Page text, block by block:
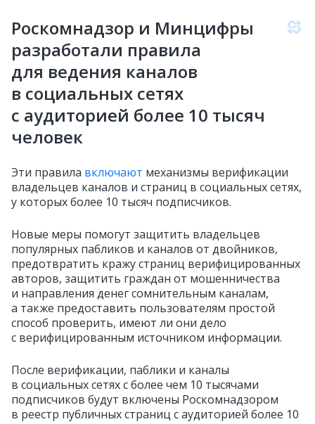
Роскомнадзор и Минцифры
разработали правила
для ведения каналов
в социальных сетях
с аудиторией более 10 тысяч
человек
Эти правила включают механизмы верификации
владельцев каналов и страниц в социальных сетях,
у которых более 10 тысяч подписчиков.
Новые меры помогут защитить владельцев
популярных пабликов и каналов от двойников,
предотвратить кражу страниц верифицированных
авторов, защитить граждан от мошенничества
и направления денег сомнительным каналам,
а также предоставить пользователям простой
способ проверить, имеют ли они дело
с верифицированным источником информации.
После верификации, паблики и каналы
в социальных сетях с более чем 10 тысячами
подписчиков будут включены Роскомнадзором
в реестр публичных страниц с аудиторией более 10